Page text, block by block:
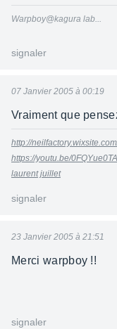
Warpboy@kagura lab...
signaler
07 Janvier 2005 à 00:19
Vraiment que
http://
https://youtu.be/
laurent juillet
signaler
23 Janvier 2005 à 21:51
Merci warpboy !!
signaler